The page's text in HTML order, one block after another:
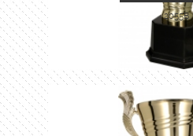
2055B